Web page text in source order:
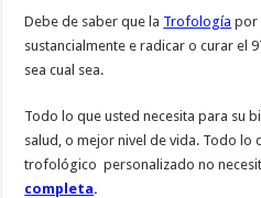
Debe de saber que la Trofología por
sustancialmente e radicar o curar el
sea cual sea.
Todo lo que usted necesita para su
salud, o mejor nivel de vida. Todo lo
trofológico personalizado no
completa.